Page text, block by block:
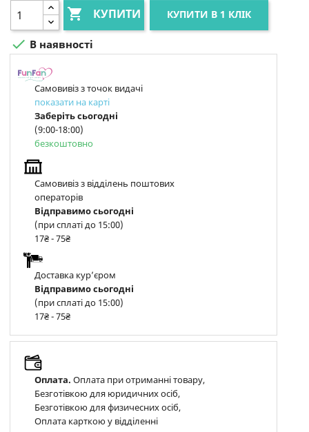
 КУПИТИ КУПИТИ В 1 КЛІК
 В наявності
Самовивіз з точок видачі
показати на карті
Заберіть сьогодні
(9:00-18:00)
безкоштовно
Самовивіз з відділень поштових
операторів
Відправимо сьогодні
(при сплаті до 15:00)
17₴ - 75₴
Доставка курʼєром
Відправимо сьогодні
(при сплаті до 15:00)
17₴ - 75₴
Оплата. Оплата при отриманні товару,
Безготівкою для юридичних осіб,
Безготівкою для физичесних осіб,
Оплата карткою у відділенні